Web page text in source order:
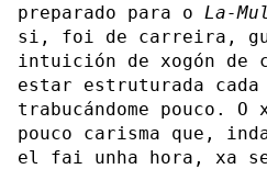
preparado para o La-
si, foi de carreira,
intuición de xogón de
estar estruturada cada
trabucándome pouco.
pouco carisma que,
el fai unha hora, xa